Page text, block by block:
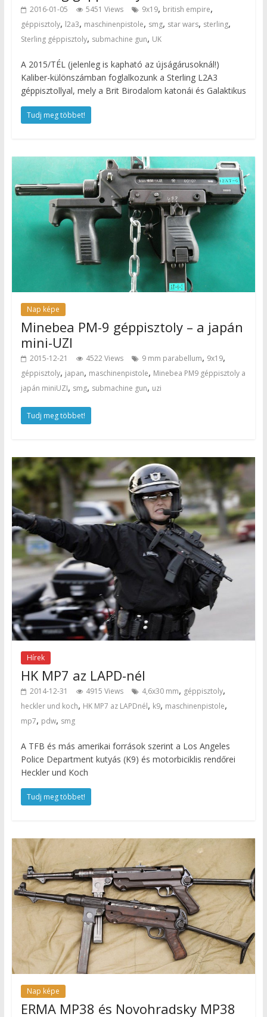
2016-01-05 5451 Views 9x19, british empire,
géppisztoly, l2a3, maschinenpistole, smg, star wars, sterling,
Sterling géppisztoly, submachine gun, UK
A 2015/TÉL (jelenleg is kapható az újságárusoknál!)
Kaliber-különszámban foglalkozunk a Sterling L2A3
géppisztollyal, mely a Brit Birodalom katonái és Galaktikus
Tudj meg többet!
Nap képe
Minebea PM-9 géppisztoly – a japán
mini-UZI
2015-12-21 4522 Views 9 mm parabellum, 9x19,
géppisztoly, japan, maschinenpistole, Minebea PM9 géppisztoly a
japán miniUZI, smg, submachine gun, uzi
Tudj meg többet!
Hírek
HK MP7 az LAPD-nél
2014-12-31 4915 Views 4,6x30 mm, géppisztoly,
heckler und koch, HK MP7 az LAPDnél, k9, maschinenpistole,
mp7, pdw, smg
A TFB és más amerikai források szerint a Los Angeles
Police Department kutyás (K9) és motorbiciklis rendőrei
Heckler und Koch
Tudj meg többet!
Nap képe
ERMA MP38 és Novohradsky MP38